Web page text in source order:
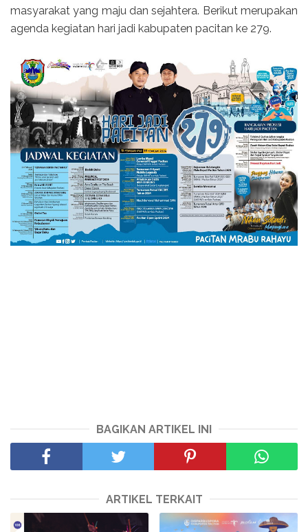
masyarakat yang maju dan sejahtera. Berikut merupakan
agenda kegiatan hari jadi kabupaten pacitan ke 279.
BAGIKAN ARTIKEL INI
ARTIKEL TERKAIT